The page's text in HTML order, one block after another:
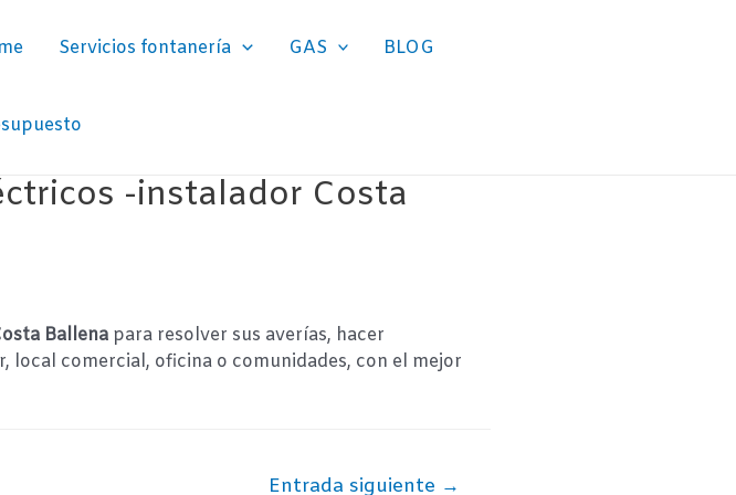
Servicios fontanería GAS BLOG
-instalador Costa
Ballena para resolver sus averías, hacer
comercial, oficina o comunidades, con el mejor
Entrada siguiente →